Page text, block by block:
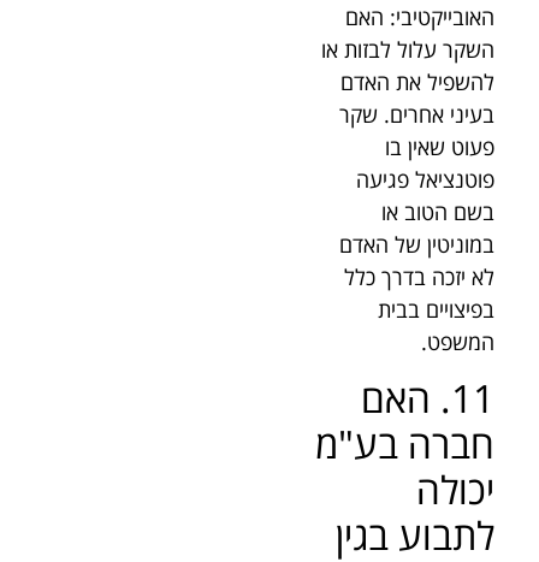
האובייקטיבי: האם
השקר עלול לבזות או
להשפיל את האדם
בעיני אחרים. שקר
פעוט שאין בו
פוטנציאל פגיעה
בשם הטוב או
במוניטין של האדם
לא יזכה בדרך כלל
בפיצויים בבית
המשפט.
11. האם
חברה בע"מ
יכולה
לתבוע בגין